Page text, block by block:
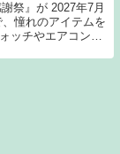
祭』が 2027年7月
憧れのアイテムを
ッチやエアコン／